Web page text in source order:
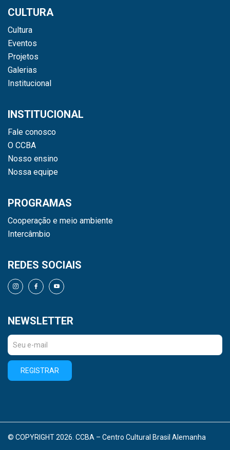
CULTURA
Cultura
Eventos
Projetos
Galerias
Institucional
INSTITUCIONAL
Fale conosco
O CCBA
Nosso ensino
Nossa equipe
PROGRAMAS
Cooperação e meio ambiente
Intercâmbio
REDES SOCIAIS
NEWSLETTER
REGISTRAR
© COPYRIGHT 2026. CCBA – Centro Cultural Brasil Alemanha